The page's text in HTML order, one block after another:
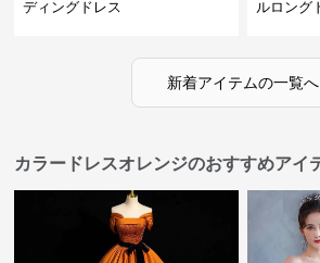
新着アイテムの一覧へ